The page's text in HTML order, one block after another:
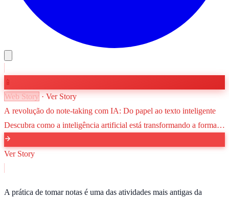
📱
Web Story · Ver Story
A revolução do note-taking com IA: Do papel ao texto inteligente
Descubra como a inteligência artificial está transformando a forma
como capturamos e organizamos informações, evoluindo das notas
de papel para sistemas de conhecimento automatizados.
Ver Story
A prática de tomar notas é uma das atividades mais antigas da